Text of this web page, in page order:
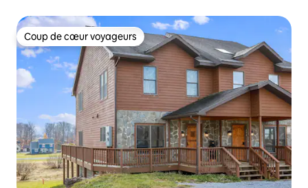
Coup de cœur voyageurs
Coup de cœur voyageurs